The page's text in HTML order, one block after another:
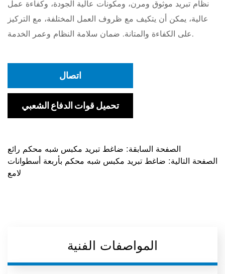
نظام تبريد موثوق ومرن، ومكونات عالية الجودة، وكفاءة عمل
عالية، يمكن أن يتكيف مع ظروف العمل المختلفة، مع التركيز
على الكفاءة والمتانة. ضمان سلامة النظام وعمر الخدمة.
اتصال
تحميل قوات الدفاع الشعبي
الصفحة السابقة: ضاغط تبريد مكبس شبه محكم رائع
الصفحة التالية: ضاغط تبريد مكبس شبه محكم بأربعة أسطوانات
لامع
المواصفات الفنية